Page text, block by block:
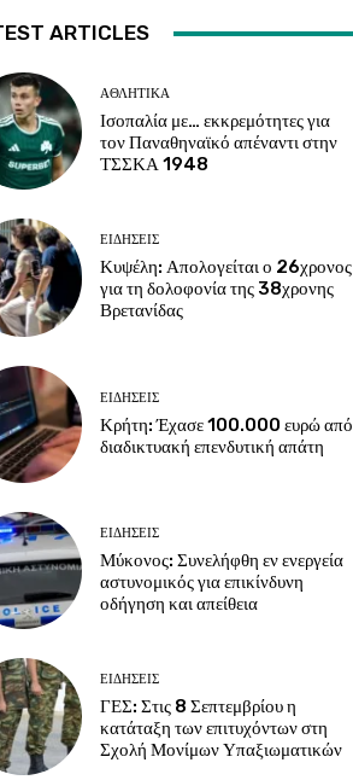
ARTICLES
ΑΘΛΗΤΙΚΑ
Ισοπαλία με… εκκρεμότητες για
τον Παναθηναϊκό απέναντι στην
ΤΣΣΚΑ 1948
ΕΙΔΗΣΕΙΣ
Κυψέλη: Απολογείται ο 26χρονος
για τη δολοφονία της 38χρονης
Βρετανίδας
ΕΙΔΗΣΕΙΣ
Κρήτη: Έχασε 100.000 ευρώ από
διαδικτυακή επενδυτική απάτη
ΕΙΔΗΣΕΙΣ
Μύκονος: Συνελήφθη εν ενεργεία
αστυνομικός για επικίνδυνη
οδήγηση και απείθεια
ΕΙΔΗΣΕΙΣ
ΓΕΣ: Στις 8 Σεπτεμβρίου η
κατάταξη των επιτυχόντων στη
Σχολή Μονίμων Υπαξιωματικών